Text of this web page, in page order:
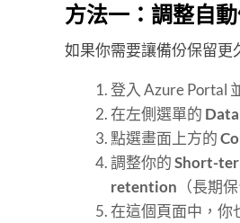
方法一：調整自
如果你需要讓備份保留更
登入 Azure Portal
在左側選單的
點選畫面上方的
調整你的Short-
retention （長期
在這個頁面中，你